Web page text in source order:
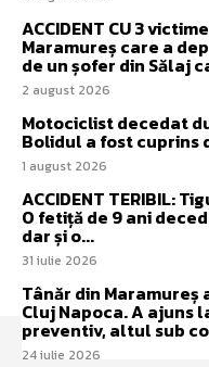
ACCIDENT CU 3
Maramureș care a
de un șofer din Sălaj
2 august 2026
Motociclist decedat
Bolidul a fost
1 august 2026
ACCIDENT TERIBIL:
O fetiță de 9 ani
dar și o...
31 iulie 2026
Tânăr din
Cluj Napoca. A ajuns
preventiv, altul sub
24 iulie 2026